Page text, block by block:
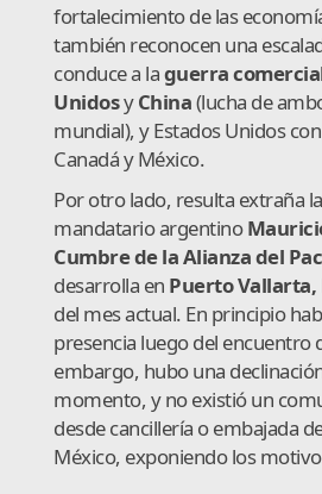
fortalecimiento de las
también reconocen una
conduce a laguerra
UnidosyChina(lucha de
mundial), y Estados Unidos
Canadá y México.
Por otro lado, resulta extraña
mandatario argentino
Cumbre de la Alianza del
desarrolla en Puerto Vallarta,
del mes actual. En principio
presencia luego del encuentro
embargo, hubo una
momento, y no existió un
desde cancillería o embajada
México, exponiendo los